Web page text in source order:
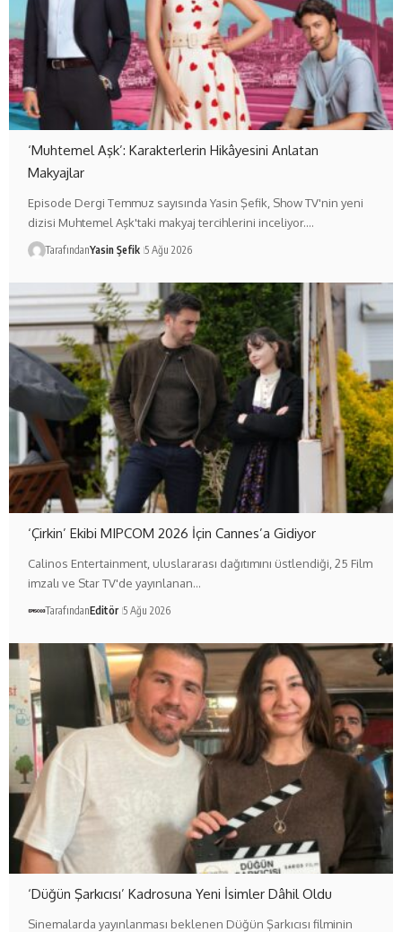
‘Muhtemel Aşk’: Karakterlerin Hikâyesini Anlatan
Makyajlar
Episode Dergi Temmuz sayısında Yasin Şefik, Show TV'nin yeni
dizisi Muhtemel Aşk'taki makyaj tercihlerini inceliyor.…
TarafındanYasin Şefik 5 Ağu 2026
‘Çirkin’ Ekibi MIPCOM 2026 İçin Cannes’a Gidiyor
Calinos Entertainment, uluslararası dağıtımını üstlendiği, 25 Film
imzalı ve Star TV'de yayınlanan…
TarafındanEditör 5 Ağu 2026
‘Düğün Şarkıcısı’ Kadrosuna Yeni İsimler Dâhil Oldu
Sinemalarda yayınlanması beklenen Düğün Şarkıcısı filminin